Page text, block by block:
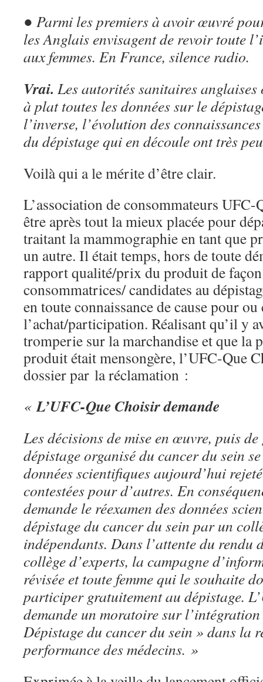
● Parmi les premiers à avoir œuvré
les Anglais envisagent de revoir toute
aux femmes. En France, silence radio.
Vrai. Les autorités sanitaires anglaises
à plat toutes les données sur le
l’inverse, l’évolution des
du dépistage qui en découle ont très
Voilà qui a le mérite d’être clair.
L’association de consommateurs
être après tout la mieux placée pour
traitant la mammographie en tant que
un autre. Il était temps, hors de toute
rapport qualité/prix du produit de façon
consommatrices/ candidates au
en toute connaissance de cause pour
l’achat/participation. Réalisant qu’il y
tromperie sur la marchandise et que la
produit était mensongère, l’UFC-Que
dossier par la réclamation :
«L’UFC-Que Choisir demande
Les décisions de mise en œuvre, puis
dépistage organisé du cancer du sein
données scientifiques aujourd’hui
contestées pour d’autres. En
demande le réexamen des données
dépistage du cancer du sein par un
indépendants. Dans l’attente du rendu
collège d’experts, la campagne
révisée et toute femme qui le souhaite
participer gratuitement au dépistage.
demande un moratoire sur
Dépistage du cancer du sein » dans la
performance des médecins. »